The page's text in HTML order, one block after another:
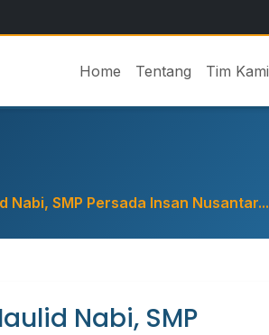
Home Tentang Tim Kami
Nabi, SMP Persada Insan Nusantar...
Nabi, SMP